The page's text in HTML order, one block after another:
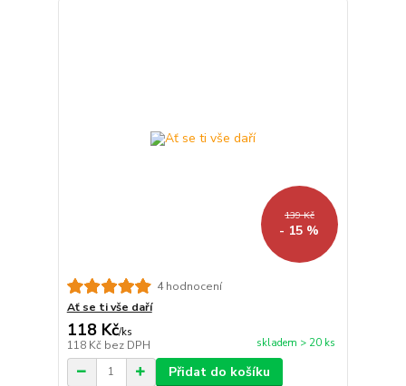
139 Kč
- 15 %
4 hodnocení
Ať se ti vše daří
118 Kč/ks
118 Kč bez DPH skladem > 20 ks
Přidat do košíku